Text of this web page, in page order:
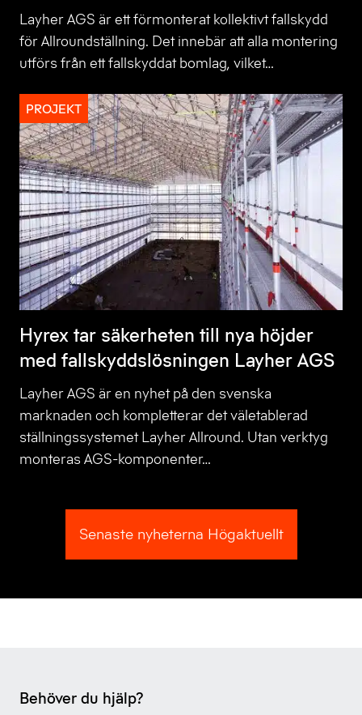
Layher AGS är ett förmonterat kollektivt fallskydd
för Allroundställning. Det innebär att alla montering
utförs från ett fallskyddat bomlag, vilket…
PROJEKT
Hyrex tar säkerheten till nya höjder
med fallskyddslösningen Layher AGS
Layher AGS är en nyhet på den svenska
marknaden och kompletterar det väletablerad
ställningssystemet Layher Allround. Utan verktyg
monteras AGS-komponenter…
Senaste nyheterna Högaktuellt
Behöver du hjälp?